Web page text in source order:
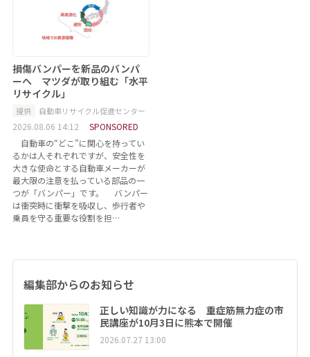
損傷バンパーを新品のバンパ
ーへ マツダが取り組む「水平
リサイクル」
提供 自動車リサイクル促進センター
2026.08.06 14:12
SPONSORED
自動車の“どこ”に関心を持ってい
るかは人それぞれですが、安全性を
大きな使命とする自動車メーカーが
最大限の注意を払っている部品の一
つが「バンパー」です。 バンパー
は衝突時に衝撃を吸収し、歩行者や
乗員を守る重要な役割を担…
編集部からのお知らせ
正しい知識が力になる 重症筋無力症の市
民講座が10月3日に熊本で開催
2026.07.27 13:00